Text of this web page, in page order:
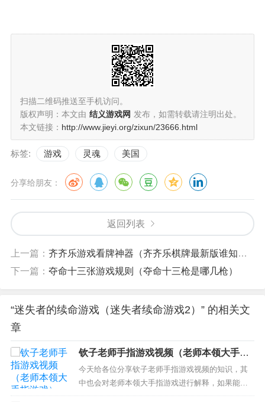
扫描二维码推送至手机访问。
版权声明：本文由 结义游戏网 发布，如需转载请注明出处。
本文链接： http://www.jieyi.org/zixun/23666.html
标签: 游戏 灵魂 美国
分享给朋友：
返回列表
上一篇： 齐齐乐游戏看牌神器（齐齐乐棋牌最新版谁知道）
下一篇： 夺命十三张游戏规则（夺命十三枪是哪几枪）
“迷失者的续命游戏（迷失者续命游戏2）” 的相关文
章
钦子老师手指游戏视频（老师本领大手指
游戏）
今天给各位分享钦子老师手指游戏视频的知识，其
中也会对老师本领大手指游戏进行解释，如果能碰
巧解决你现在面临的问题，别忘了关注本站，现在